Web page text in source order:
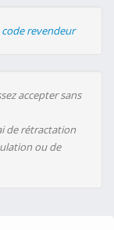
revendeur
accepter sans
de rétractation
ou de